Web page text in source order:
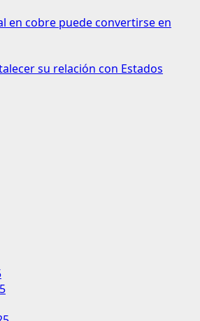
en cobre puede convertirse en
su relación con Estados